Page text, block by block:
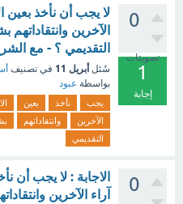
0
تصويتات
1
إجابة
لا يجب أن نأخذ بعين
الآخرين
التقديمي ؟ - مع
سُئل أبريل 11 في تصنيف
بواسطة عبود
يجب نأخذ بعين
الآخرين
وانتقاداتهم
التقديمي
0
الاجابة : لا يجب أن
آراء الآخرين